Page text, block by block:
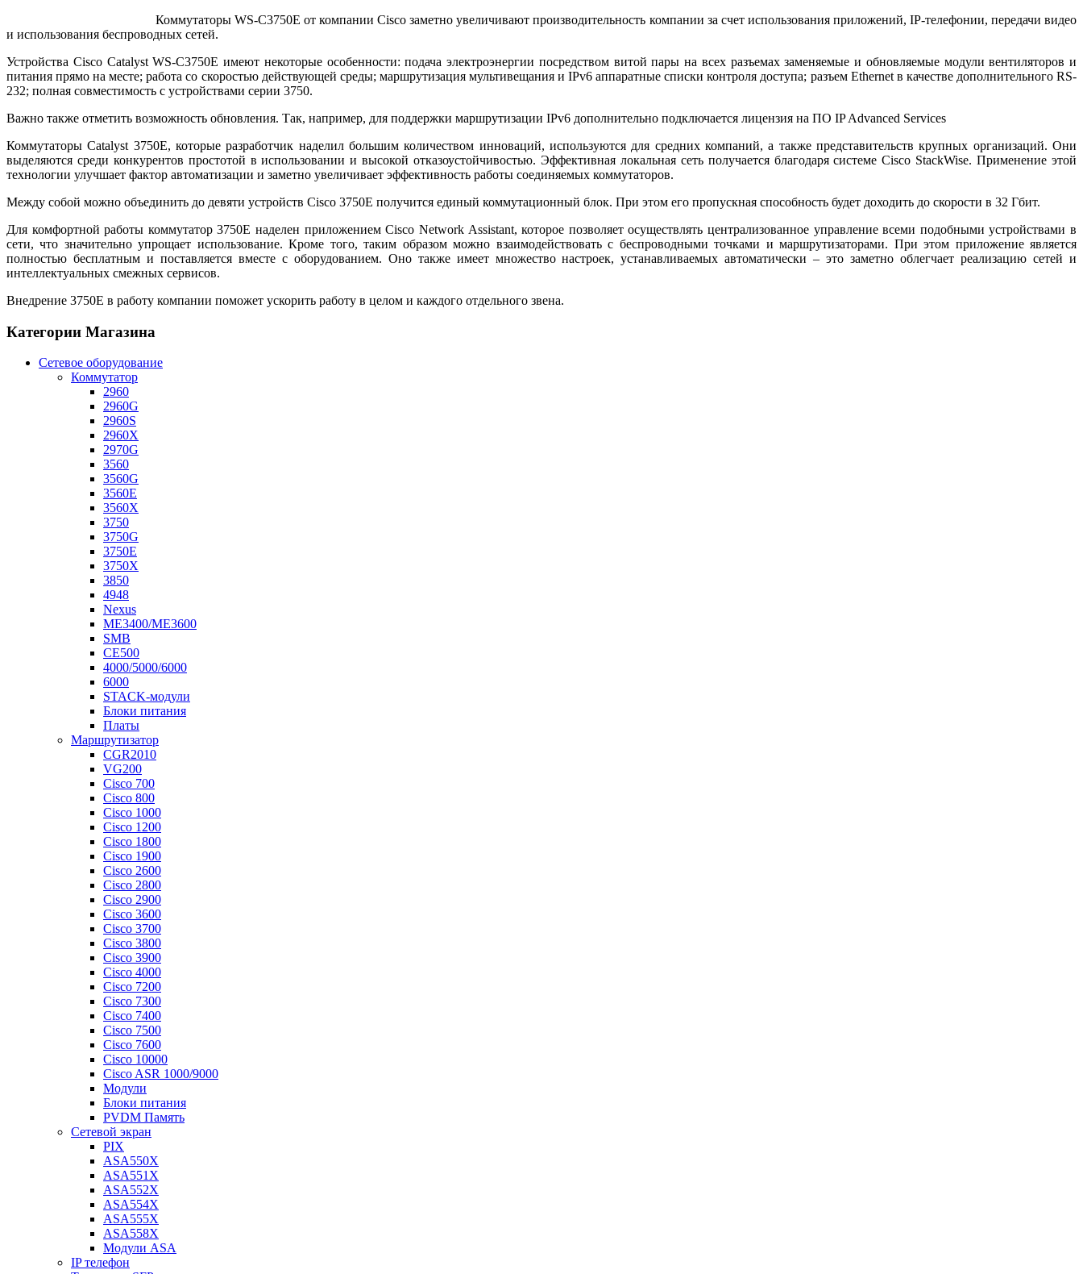
Коммутаторы WS-C3750E от компании Cisco заметно увеличивают производительность компании за счет использования приложений, IP-телефонии, передачи видео
и использования беспроводных сетей.
Устройства Cisco Catalyst WS-C3750E имеют некоторые особенности: подача электроэнергии посредством витой пары на всех разъемах заменяемые и обновляемые модули вентиляторов и
питания прямо на месте; работа со скоростью действующей среды; маршрутизация мультивещания и IPv6 аппаратные списки контроля доступа; разъем Ethernet в качестве дополнительного RS-
232; полная совместимость с устройствами серии 3750.
Важно также отметить возможность обновления. Так, например, для поддержки маршрутизации IPv6 дополнительно подключается лицензия на ПО IP Advanced Services
Коммутаторы Catalyst 3750E, которые разработчик наделил большим количеством инноваций, используются для средних компаний, а также представительств крупных организаций. Они
выделяются среди конкурентов простотой в использовании и высокой отказоустойчивостью. Эффективная локальная сеть получается благодаря системе Cisco StackWise. Применение этой
технологии улучшает фактор автоматизации и заметно увеличивает эффективность работы соединяемых коммутаторов.
Между собой можно объединить до девяти устройств Cisco 3750E получится единый коммутационный блок. При этом его пропускная способность будет доходить до скорости в 32 Гбит.
Для комфортной работы коммутатор 3750E наделен приложением Cisco Network Assistant, которое позволяет осуществлять централизованное управление всеми подобными устройствами в
сети, что значительно упрощает использование. Кроме того, таким образом можно взаимодействовать с беспроводными точками и маршрутизаторами. При этом приложение является
полностью бесплатным и поставляется вместе с оборудованием. Оно также имеет множество настроек, устанавливаемых автоматически – это заметно облегчает реализацию сетей и
интеллектуальных смежных сервисов.
Внедрение 3750E в работу компании поможет ускорить работу в целом и каждого отдельного звена.
Категории Магазина
Сетевое оборудование
Коммутатор
2960
2960G
2960S
2960X
2970G
3560
3560G
3560E
3560X
3750
3750G
3750E
3750X
3850
4948
Nexus
ME3400/ME3600
SMB
CE500
4000/5000/6000
6000
STACK-модули
Блоки питания
Платы
Маршрутизатор
CGR2010
VG200
Cisco 700
Cisco 800
Cisco 1000
Cisco 1200
Cisco 1800
Cisco 1900
Cisco 2600
Cisco 2800
Cisco 2900
Cisco 3600
Cisco 3700
Cisco 3800
Cisco 3900
Cisco 4000
Cisco 7200
Cisco 7300
Cisco 7400
Cisco 7500
Cisco 7600
Cisco 10000
Cisco ASR 1000/9000
Модули
Блоки питания
PVDM Память
Сетевой экран
PIX
ASA550X
ASA551X
ASA552X
ASA554X
ASA555X
ASA558X
Модули ASA
IP телефон